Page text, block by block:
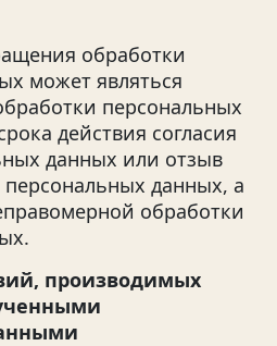
обработки
может являться
персональных
действия согласия
данных или отзыв
персональных данных, а
обработки
производимых